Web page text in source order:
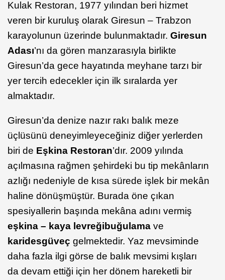
Kulak Restoran, 1977 yılından beri hizmet
veren bir kuruluş olarak Giresun – Trabzon
karayolunun üzerinde bulunmaktadır. Giresun
Adası’nı da gören manzarasıyla birlikte
Giresun’da gece hayatında meyhane tarzı bir
yer tercih edecekler için ilk sıralarda yer
almaktadır.
Giresun’da denize nazır rakı balık meze
üçlüsünü deneyimleyeceğiniz diğer yerlerden
biri de Eşkina Restoran’dır. 2009 yılında
açılmasına rağmen şehirdeki bu tip mekânların
azlığı nedeniyle de kısa sürede işlek bir mekân
haline dönüşmüştür. Burada öne çıkan
spesiyallerin başında mekâna adını vermiş
eşkina – kaya levreğibuğulama ve
karidesgüveç gelmektedir. Yaz mevsiminde
daha fazla ilgi görse de balık mevsimi kışları
da devam ettiği için her dönem hareketli bir